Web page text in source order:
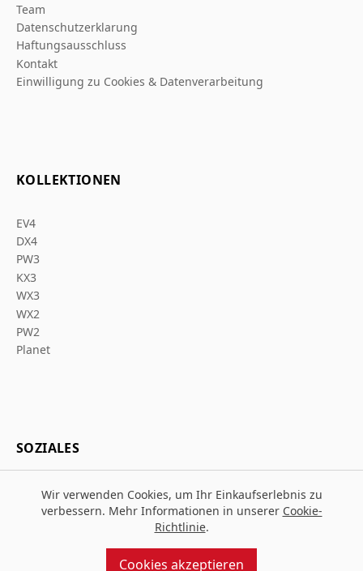
Team
Datenschutzerklarung
Haftungsausschluss
Kontakt
Einwilligung zu Cookies & Datenverarbeitung
KOLLEKTIONEN
EV4
DX4
PW3
KX3
WX3
WX2
PW2
Planet
SOZIALES
Entworfen und gebaut vonMMD
Wir verwenden Cookies, um Ihr Einkaufserlebnis zu
verbessern. Mehr Informationen in unserer Cookie-
Richtlinie.
Cookies akzeptieren